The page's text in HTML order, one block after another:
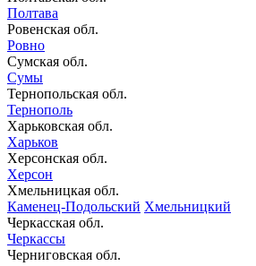
Полтава
Ровенская обл.
Ровно
Сумская обл.
Сумы
Тернопольская обл.
Тернополь
Харьковская обл.
Харьков
Херсонская обл.
Херсон
Хмельницкая обл.
Каменец-Подольский Хмельницкий
Черкасская обл.
Черкассы
Черниговская обл.